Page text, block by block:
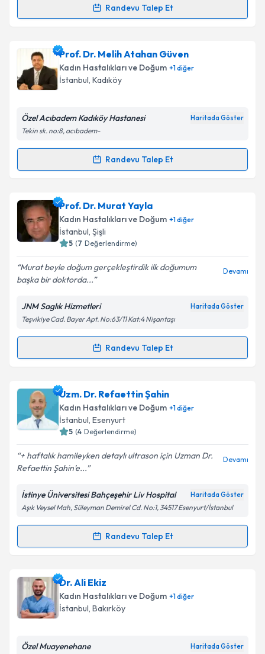
Randevu Talep Et
Randevu Takvimi Talebi
Doç. Dr. Bülent Çakmakiçin randevu takvimi talebi
oluşturun. Size bu uzmandan randevu almanız için bir
takvim hazırlandığında e-posta ile bilgilendireceğiz.
Kişisel verilerimin işlenmesine ilişkin
Metni'ni okudum ve kişisel verilerimin belirtilen
Takvim Talebini Gönder
Prof. Dr. Melih Atahan Güven
Kadın Hastalıkları ve Doğum +1diğer
İstanbul, Kadıköy
Özel Acıbadem Kadıköy Hastanesi Haritada Göster
Tekin sk. no:8, acıbadem-
Randevu Talep Et
Randevu Takvimi Talebi
Prof. Dr. Melih Atahan Güven
talebi oluşturun. Size bu uzmandan randevu almanız
için bir takvim hazırlandığında e-posta ile
bilgilendireceğiz.
E-posta Adresiniz
Kişisel verilerimin işlenmesine ilişkin
Metni'ni okudum ve kişisel verilerimin belirtilen
kapsamda işlenmesini kabul ediyorum.
Prof. Dr. Murat Yayla
Kadın Hastalıkları ve Doğum +1diğer
İstanbul, Şişli
5 (7 Değerlendirme)
Murat beyle doğum gerçekleştirdik ilk doğumum
başka bir doktorda...
Devamı
JNM Saglık Hizmetleri Haritada Göster
Teşvikiye Cad. Bayer Apt. No:63/11 Kat:4 Nişantaşı
Randevu Talep Et
Randevu Takvimi Talebi
Prof. Dr. Murat Yaylaiçin randevu takvimi talebi
oluşturun. Size bu uzmandan randevu almanız için bir
takvim hazırlandığında e-posta ile bilgilendireceğiz.
Kişisel verilerimin işlenmesine ilişkin
Aydınlatma
Metni'ni okudum ve kişisel verilerimin belirtilen
kapsamda işlenmesini kabul ediyorum.
Uzm. Dr. Refaettin Şahin
Kadın Hastalıkları ve Doğum +1diğer
İstanbul, Esenyurt
5 (4 Değerlendirme)
+ haftalık hamileyken detaylı ultrason için Uzman Dr.
Refaettin Şahin’e...
Devamı
İstinye Üniversitesi Bahçeşehir Liv Hospital Haritada Göster
Aşık Veysel Mah, Süleyman Demirel Cd. No:1, 34517 Esenyurt/İstanbul
Randevu Talep Et
Randevu Takvimi Talebi
Uzm. Dr. Refaettin Şahin
oluşturun. Size bu uzmandan randevu almanız için bir
takvim hazırlandığında e-posta ile bilgilendireceğiz.
Dr. Ali Ekiz
Kadın Hastalıkları ve Doğum +1diğer
İstanbul, Bakırköy
Özel Muayenehane Haritada Göster